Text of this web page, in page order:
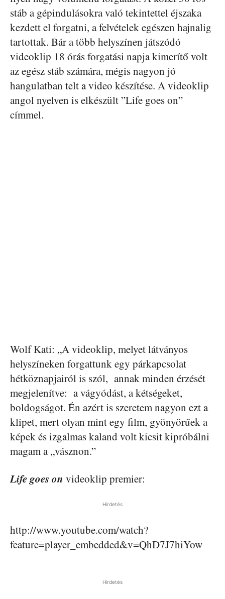
stáb a gépindulásokra való tekintettel éjszaka
kezdett el forgatni, a felvételek egészen hajnalig
tartottak. Bár a több helyszínen játszódó
videoklip 18 órás forgatási napja kimerítő volt
az egész stáb számára, mégis nagyon jó
hangulatban telt a video készítése. A videoklip
angol nyelven is elkészült ”Life goes on”
címmel.
Wolf Kati: „A videoklip, melyet látványos
helyszíneken forgattunk egy párkapcsolat
hétköznapjairól is szól, annak minden érzését
megjelenítve: a vágyódást, a kétségeket,
boldogságot. Én azért is szeretem nagyon ezt a
klipet, mert olyan mint egy film, gyönyörűek a
képek és izgalmas kaland volt kicsit kipróbálni
magam a „vásznon.”
Life goes on videoklip premier:
Hirdetés
http://www.youtube.com/watch?
feature=player_embedded&v=QhD7J7hiYow
Hirdetés